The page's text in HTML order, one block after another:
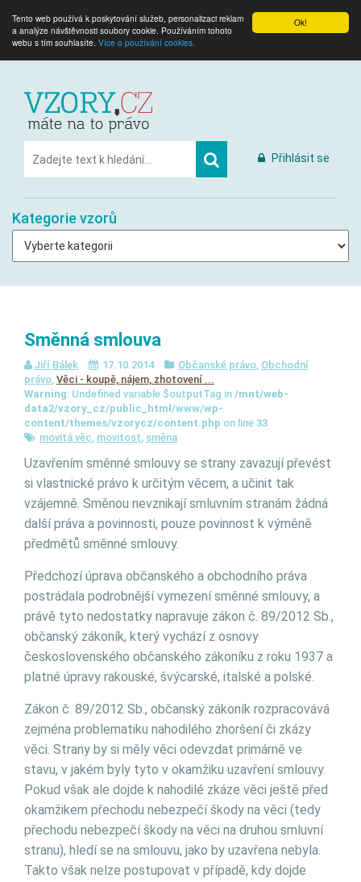
Ok!
Tento web používá k poskytování služeb, personalizaci reklam
a analýze návštěvnosti soubory cookie. Používáním tohoto
webu s tím souhlasíte. Více o používání cookies.
Přihlásit se
Kategorie vzorů
Směnná smlouva
Jiří Bálek 17.10.2014 Občanské právo, Obchodní
právo, Věci - koupě, nájem, zhotovení ...
Warning: Undefined variable $outputTag in /mnt/web-
data2/vzory_cz/public_html/www/wp-
content/themes/vzorycz/content.php on line 33
movitá věc, movitost, směna
Uzavřením směnné smlouvy se strany zavazují převést
si vlastnické právo k určitým věcem, a učinit tak
vzájemně. Směnou nevznikají smluvním stranám žádná
další práva a povinnosti, pouze povinnost k výměně
předmětů směnné smlouvy.
Předchozí úprava občanského a obchodního práva
postrádala podrobnější vymezení směnné smlouvy, a
právě tyto nedostatky napravuje zákon č. 89/2012 Sb.,
občanský zákoník, který vychází z osnovy
československého občanského zákoníku z roku 1937 a
platné úpravy rakouské, švýcarské, italské a polské.
Zákon č. 89/2012 Sb., občanský zákoník rozpracovává
zejména problematiku nahodilého zhoršení či zkázy
věci. Strany by si měly věci odevzdat primárně ve
stavu, v jakém byly tyto v okamžiku uzavření smlouvy.
Pokud však ale dojde k nahodilé zkáze věci ještě před
okamžikem přechodu nebezpečí škody na věci (tedy
přechodu nebezpečí škody na věci na druhou smluvní
stranu), hledí se na smlouvu, jako by uzavřena nebyla.
Takto však nelze postupovat v případě, kdy dojde